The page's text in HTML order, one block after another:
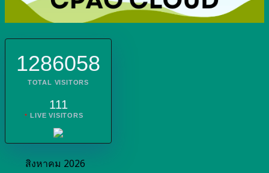
1286058
TOTAL VISITORS
111
LIVE VISITORS
สิงหาคม 2026